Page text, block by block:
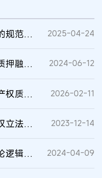
数据知识产权确权登记的规范理路与制度架构 2025-04-24
深圳首单数据知识产权质押融资落地 2024-06-12
门头沟区首笔数据知识产权质押融资落地 2026-02-11
大数据时代数据知识产权立法的理据与进路 2023-12-14
数据知识产权登记的理论逻辑与进路探索 2024-04-09